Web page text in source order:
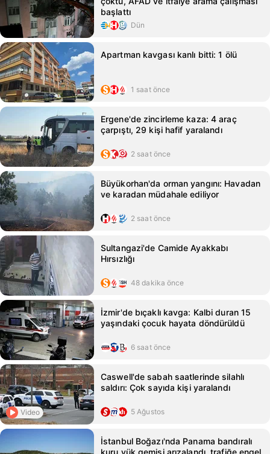
başlattı
Dün
Apartman kavgası kanlı bitti: 1 ölü
1 saat önce
Ergene'de zincirleme kaza: 4 araç
çarpıştı, 29 kişi hafif yaralandı
2 saat önce
Büyükorhan'da orman yangını: Havadan
ve karadan müdahale ediliyor
2 saat önce
Sultangazi'de Camide Ayakkabı
Hırsızlığı
48 dakika önce
İzmir'de bıçaklı kavga: Kalbi duran 15
yaşındaki çocuk hayata döndürüldü
6 saat önce
Video
Caswell'de sabah saatlerinde silahlı
saldırı: Çok sayıda kişi yaralandı
5 Ağustos
İstanbul Boğazı'nda Panama bandıralı
kuru yük gemisi arızalandı, trafiğe engel